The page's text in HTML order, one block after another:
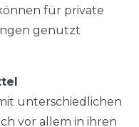
für private
genutzt
unterschiedlichen
vor allem in ihren